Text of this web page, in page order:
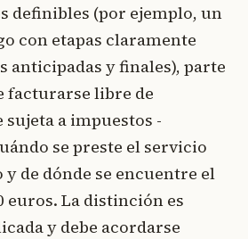
definibles (por ejemplo, un
con etapas claramente
anticipadas y finales), parte
facturarse libre de
a impuestos -
se preste el servicio
de dónde se encuentre el
euros. La distinción es
y debe acordarse